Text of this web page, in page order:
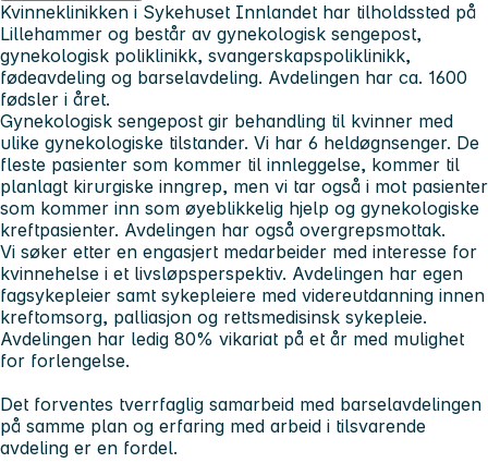
Kvinneklinikken i Sykehuset Innlandet har tilholdssted på
Lillehammer og består av gynekologisk sengepost,
gynekologisk poliklinikk, svangerskapspoliklinikk,
fødeavdeling og barselavdeling. Avdelingen har ca. 1600
fødsler i året.
Gynekologisk sengepost gir behandling til kvinner med
ulike gynekologiske tilstander. Vi har 6 heldøgnsenger. De
fleste pasienter som kommer til innleggelse, kommer til
planlagt kirurgiske inngrep, men vi tar også i mot pasienter
som kommer inn som øyeblikkelig hjelp og gynekologiske
kreftpasienter. Avdelingen har også overgrepsmottak.
Vi søker etter en engasjert medarbeider med interesse for
kvinnehelse i et livsløpsperspektiv. Avdelingen har egen
fagsykepleier samt sykepleiere med videreutdanning innen
kreftomsorg, palliasjon og rettsmedisinsk sykepleie.
Avdelingen har ledig 80% vikariat på et år med mulighet
for forlengelse.
Det forventes tverrfaglig samarbeid med barselavdelingen
på samme plan og erfaring med arbeid i tilsvarende
avdeling er en fordel.